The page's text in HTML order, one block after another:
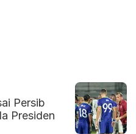
Persib
Presiden